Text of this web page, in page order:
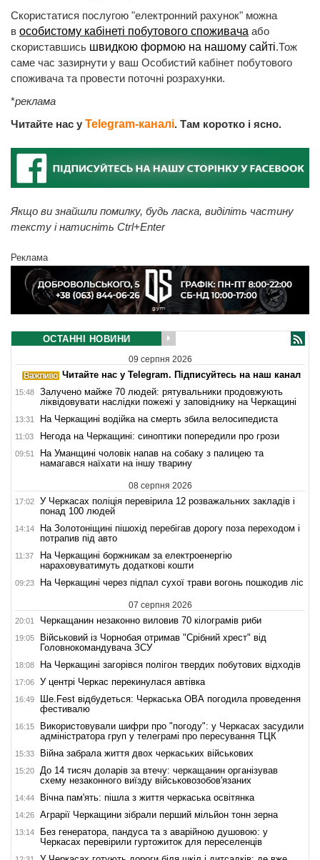
Скористатися послугою "електронний рахунок" можна
в особистому кабінеті побутового споживача або
скориставшись швидкою формою на нашому сайті.Тож
саме час зазирнути у ваш Особистий кабінет побутового
споживача та провести поточні розрахунки.
*реклама
Читайте нас у Telegram-каналі. Там коротко і ясно.
Якщо ви знайшли помилку, будь ласка, виділіть частину
тексту і натисніть Ctrl+Enter
Реклама
ОСТАННІ НОВИНИ
09 серпня 2026
Читайте нас у Telegram. Підписуйтесь на наш канал
15:48
Залучено майже 70 людей: рятувальники продовжують
ліквідовувати наслідки пожежі у заповіднику на Черкащині
13:31 На Черкащині водійка на смерть збила велосипедиста
11:03 Негода на Черкащині: синоптики попередили про грози
09:51
На Уманщині чоловік напав на собаку з палицею та
намагався наїхати на іншу тварину
08 серпня 2026
17:02
У Черкасах поліція перевірила 12 розважальних закладів і
понад 100 людей
14:14
На Золотоніщині пішохід перебігав дорогу поза переходом і
потрапив під авто
11:37
На Черкащині боржникам за електроенергію
нараховуватимуть додаткові кошти
09:23 На Черкащині через підпал сухої трави вогонь пошкодив ліс
07 серпня 2026
20:01 Черкащанин незаконно виловив 70 кілограмів риби
19:05
Військовий із Чорнобая отримав "Срібний хрест" від
Головнокомандувача ЗСУ
18:08 На Черкащині загорівся полігон твердих побутових відходів
17:06 У центрі Черкас перекинулася автівка
16:49
Ше.Fest відбудеться: Черкаська ОВА погодила проведення
фестивалю
16:15
Використовували шифри про "погоду": у Черкасах засудили
адміністратора груп у телеграмі про пересування ТЦК
15:33 Війна забрала життя двох черкаських військових
15:20
До 14 тисяч доларів за втечу: черкащанин організував
схему незаконного виїзду військовозобов'язаних
14:44 Вічна пам'ять: пішла з життя черкаська освітянка
14:26 Аграрії Черкащини зібрали перший мільйон тонн зерна
13:14
Без генератора, пандуса та з аварійною душовою: у
Черкасах перевірили гуртожиток для переселенців